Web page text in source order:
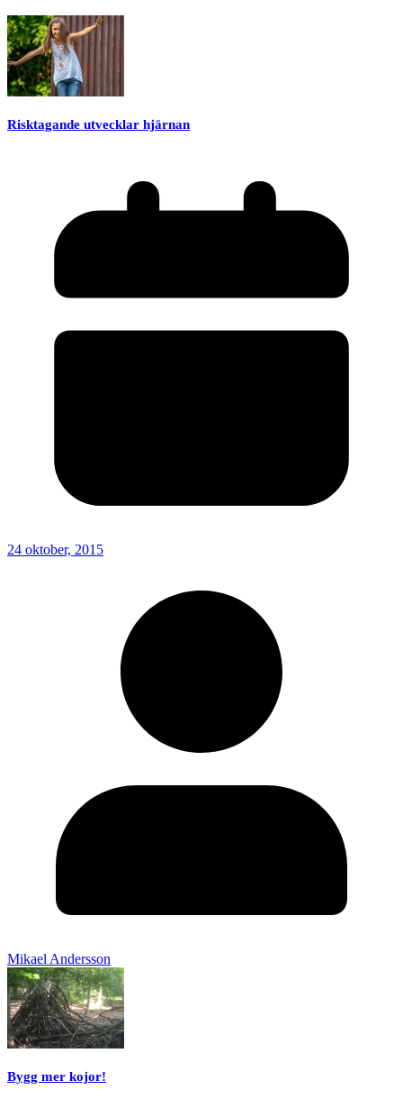
Risktagande utvecklar hjärnan
24 oktober, 2015
Mikael Andersson
Bygg mer kojor!